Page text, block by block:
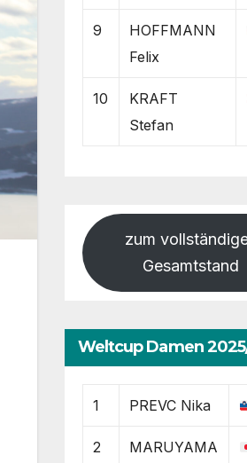
9
HOFFMANN
Felix
10
KRAFT
Stefan
zum
Gesamtstand
Weltcup Damen
1 PREVC Nika
2
MARUYAMA